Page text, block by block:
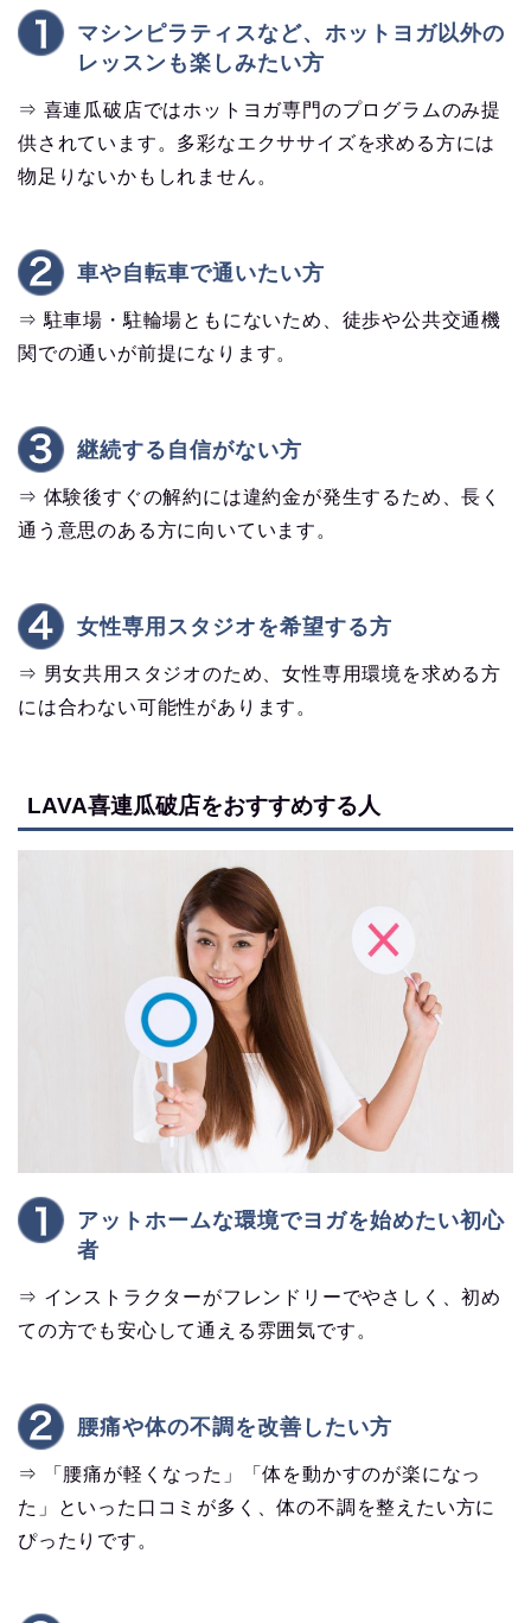
マシンピラティスなど、ホットヨガ以外の
レッスンも楽しみたい方
⇒ 喜連瓜破店ではホットヨガ専門のプログラムのみ提
供されています。多彩なエクササイズを求める方には
物足りないかもしれません。
車や自転車で通いたい方
⇒ 駐車場・駐輪場ともにないため、徒歩や公共交通機
関での通いが前提になります。
継続する自信がない方
⇒ 体験後すぐの解約には違約金が発生するため、長く
通う意思のある方に向いています。
女性専用スタジオを希望する方
⇒ 男女共用スタジオのため、女性専用環境を求める方
には合わない可能性があります。
LAVA喜連瓜破店をおすすめする人
アットホームな環境でヨガを始めたい初心
者
⇒ インストラクターがフレンドリーでやさしく、初め
ての方でも安心して通える雰囲気です。
腰痛や体の不調を改善したい方
⇒ 「腰痛が軽くなった」「体を動かすのが楽になっ
た」といった口コミが多く、体の不調を整えたい方に
ぴったりです。